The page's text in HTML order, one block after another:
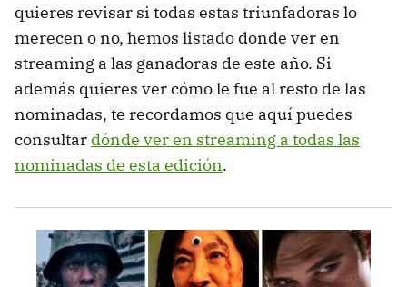
quieres revisar si todas estas triunfadoras lo
merecen o no, hemos listado donde ver en
streaming a las ganadoras de este año. Si
además quieres ver cómo le fue al resto de las
nominadas, te recordamos que aquí puedes
consultar dónde ver en streaming a todas las
nominadas de esta edición.